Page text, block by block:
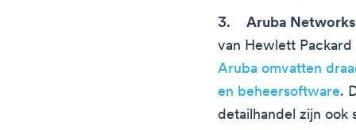
Aruba
van Hewlett
Aruba omvatten
en beheersoftware.
detailhandel zijn ook